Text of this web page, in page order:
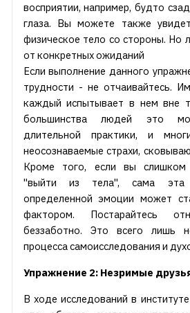
восприятии, например, будто
глаза. Вы можете также
физическое тело со стороны. Но
от конкретных ожиданий
Если выполнение данного
трудности - не отчаивайтесь.
каждый испытывает в нем вне
большинства людей это
длительной практики, и
неосознаваемые страхи,
Кроме того, если вы слишком
"выйти из тела", сама эта
определенной эмоции может
фактором. Постарайтесь
беззаботно. Это всего лишь
процесса самоисследования и
Упражнение 2: Незримые
В ходе исследований в